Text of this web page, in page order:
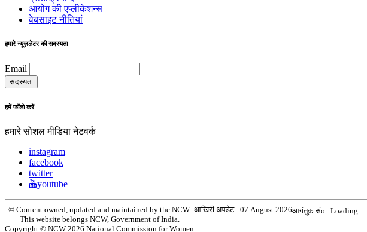
आयोग की एप्लीकेशन्स
वेबसाइट नीतियां
हमारे न्यूज़लेटर की सदस्यता
Email
हमें फॉलो करें
हमारे सोशल मीडिया नेटवर्क
instagram
facebook
twitter
youtube
© Content owned, updated and maintained by the NCW.
This website belongs NCW, Government of India.
Copyright © NCW 2026 National Commission for Women
आखिरी अपडेट : 07 August 2026आगंतुक संo Loading..